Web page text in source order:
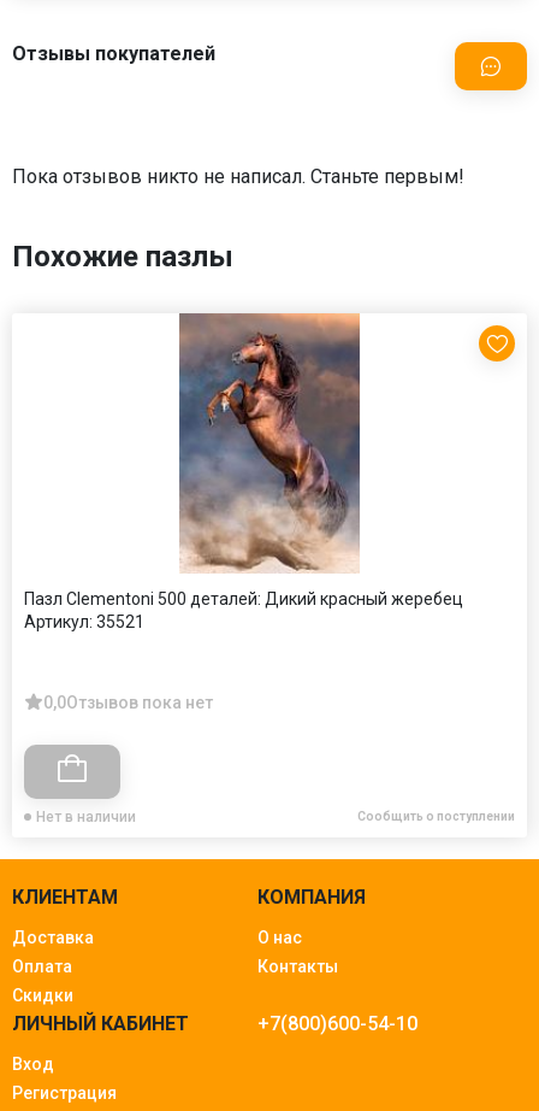
Отзывы покупателей
Пока отзывов никто не написал. Станьте первым!
Похожие пазлы
Пазл Clementoni 500 деталей: Дикий красный жеребец
Артикул: 35521
0,0Отзывов пока нет
Нет в наличии Сообщить о поступлении
КЛИЕНТАМ
Доставка
Оплата
Скидки
КОМПАНИЯ
О нас
Контакты
ЛИЧНЫЙ КАБИНЕТ
Вход
Регистрация
+7(800)600-54-10